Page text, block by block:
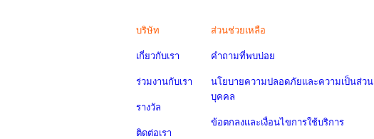
บริษัท
เกี่ยวกับเรา
ร่วมงานกับเรา
รางวัล
ติดต่อเรา
ส่วนช่วยเหลือ
คำถามที่พบบ่อย
นโยบายความปลอดภัยและความเป็นส่วน
บุคคล
ข้อตกลงและเงื่อนไขการใช้บริการ